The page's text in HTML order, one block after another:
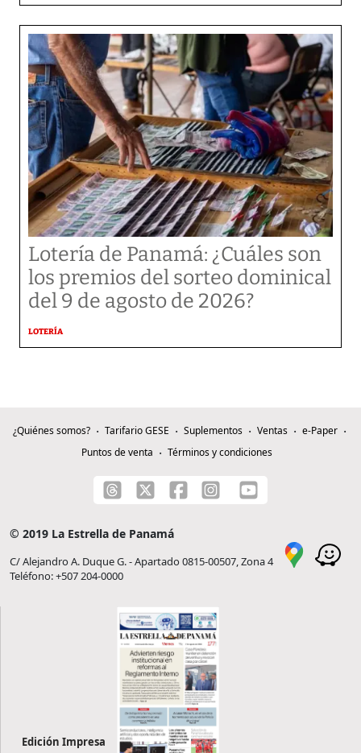
Lotería de Panamá: ¿Cuáles son
los premios del sorteo dominical
del 9 de agosto de 2026?
LOTERÍA
¿Quiénes somos? Tarifario GESE Suplementos Ventas
e-Paper
Puntos de venta
Términos y condiciones
© 2019 La Estrella de Panamá
C/ Alejandro A. Duque G. - Apartado 0815-00507, Zona 4
Teléfono: +507 204-0000
Edición Impresa